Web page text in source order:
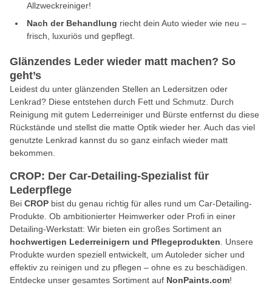
Allzweckreiniger!
Nach der Behandlung riecht dein Auto wieder wie neu –
frisch, luxuriös und gepflegt.
Glänzendes Leder wieder matt machen? So
geht’s
Leidest du unter glänzenden Stellen an Ledersitzen oder
Lenkrad? Diese entstehen durch Fett und Schmutz. Durch
Reinigung mit gutem Lederreiniger und Bürste entfernst du diese
Rückstände und stellst die matte Optik wieder her. Auch das viel
genutzte Lenkrad kannst du so ganz einfach wieder matt
bekommen.
CROP: Der Car-Detailing-Spezialist für
Lederpflege
Bei CROP bist du genau richtig für alles rund um Car-Detailing-
Produkte. Ob ambitionierter Heimwerker oder Profi in einer
Detailing-Werkstatt: Wir bieten ein großes Sortiment an
hochwertigen Lederreinigern und Pflegeprodukten . Unsere
Produkte wurden speziell entwickelt, um Autoleder sicher und
effektiv zu reinigen und zu pflegen – ohne es zu beschädigen.
Entdecke unser gesamtes Sortiment auf NonPaints.com!